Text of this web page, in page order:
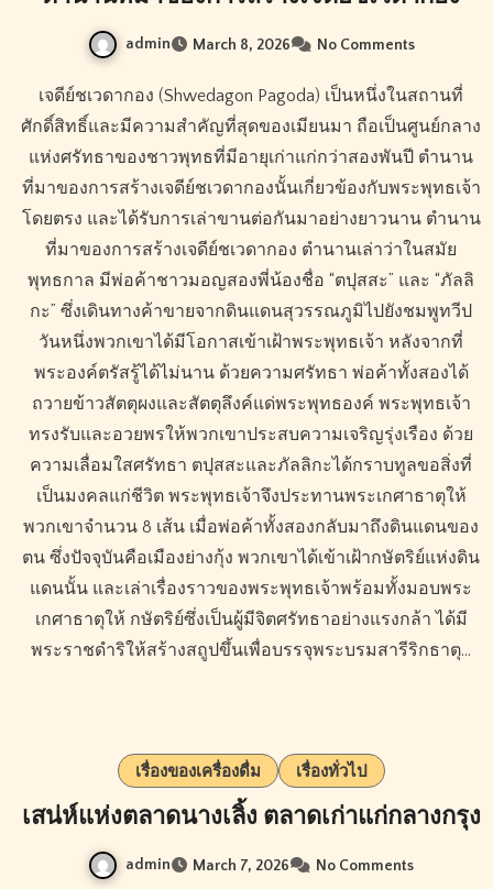
admin March 8, 2026 No Comments
เจดีย์ชเวดากอง (Shwedagon Pagoda) เป็นหนึ่งในสถานที่
ศักดิ์สิทธิ์และมีความสำคัญที่สุดของเมียนมา ถือเป็นศูนย์กลาง
แห่งศรัทธาของชาวพุทธที่มีอายุเก่าแก่กว่าสองพันปี ตำนาน
ที่มาของการสร้างเจดีย์ชเวดากองนั้นเกี่ยวข้องกับพระพุทธเจ้า
โดยตรง และได้รับการเล่าขานต่อกันมาอย่างยาวนาน ตำนาน
ที่มาของการสร้างเจดีย์ชเวดากอง ตำนานเล่าว่าในสมัย
พุทธกาล มีพ่อค้าชาวมอญสองพี่น้องชื่อ “ตปุสสะ” และ “ภัลลิ
กะ” ซึ่งเดินทางค้าขายจากดินแดนสุวรรณภูมิไปยังชมพูทวีป
วันหนึ่งพวกเขาได้มีโอกาสเข้าเฝ้าพระพุทธเจ้า หลังจากที่
พระองค์ตรัสรู้ได้ไม่นาน ด้วยความศรัทธา พ่อค้าทั้งสองได้
ถวายข้าวสัตตุผงและสัตตุลึงค์แด่พระพุทธองค์ พระพุทธเจ้า
ทรงรับและอวยพรให้พวกเขาประสบความเจริญรุ่งเรือง ด้วย
ความเลื่อมใสศรัทธา ตปุสสะและภัลลิกะได้กราบทูลขอสิ่งที่
เป็นมงคลแก่ชีวิต พระพุทธเจ้าจึงประทานพระเกศาธาตุให้
พวกเขาจำนวน 8 เส้น เมื่อพ่อค้าทั้งสองกลับมาถึงดินแดนของ
ตน ซึ่งปัจจุบันคือเมืองย่างกุ้ง พวกเขาได้เข้าเฝ้ากษัตริย์แห่งดิน
แดนนั้น และเล่าเรื่องราวของพระพุทธเจ้าพร้อมทั้งมอบพระ
เกศาธาตุให้ กษัตริย์ซึ่งเป็นผู้มีจิตศรัทธาอย่างแรงกล้า ได้มี
พระราชดำริให้สร้างสถูปขึ้นเพื่อบรรจุพระบรมสารีริกธาตุ…
เรื่องของเครื่องดื่ม เรื่องทั่วไป
เสน่ห์แห่งตลาดนางเลิ้ง ตลาดเก่าแก่กลางกรุง
admin March 7, 2026 No Comments